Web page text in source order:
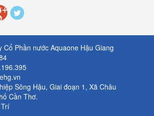
Cổ Phần nước Aquaone Hậu Giang
Sông Hậu, Giai đoạn 1, Xã Châu
Cần Thơ.